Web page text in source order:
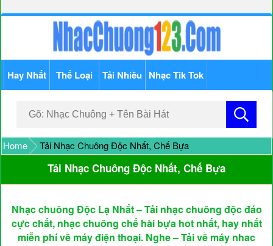
Hay Nhất Thể Loại Tải Nhiều Nhạc Tik Tok
Home Tải Nhạc Chuông Độc Nhất, Chế Bựa
Tải Nhạc Chuông Độc Nhất, Chế Bựa
Nhạc chuông Độc Lạ Nhất – Tải nhạc chuông độc đáo
cực chất, nhạc chuông chế hài bựa hot nhất, hay nhất
miễn phí về máy điện thoại. Nghe – Tải về máy nhac